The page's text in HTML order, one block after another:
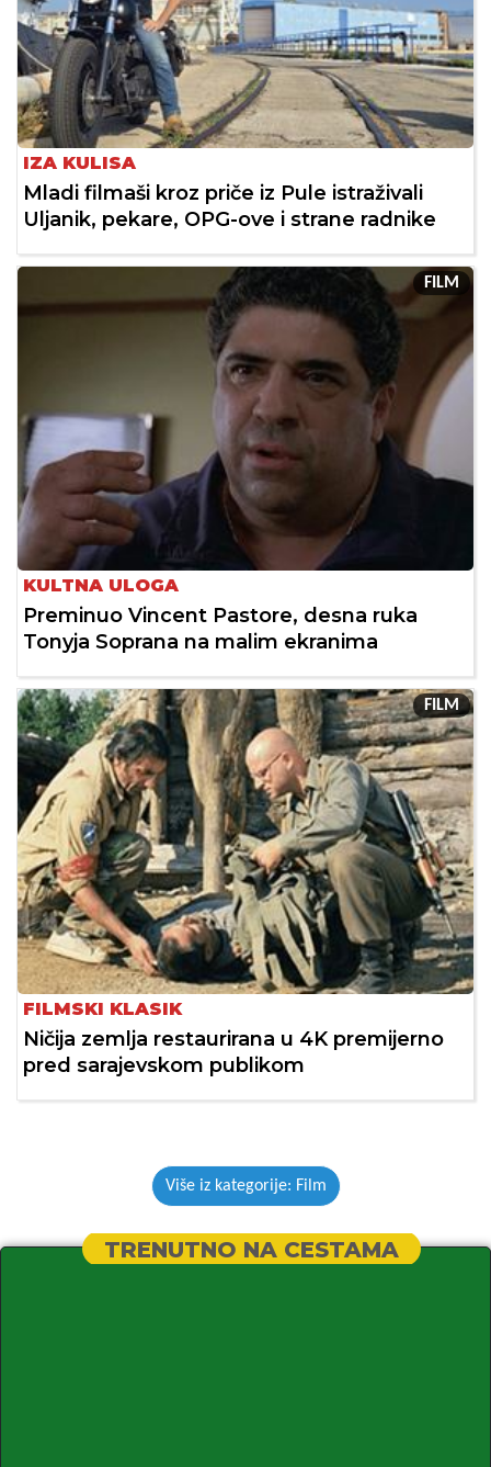
IZA KULISA
Mladi filmaši kroz priče iz Pule istraživali
Uljanik, pekare, OPG-ove i strane radnike
FILM
KULTNA ULOGA
Preminuo Vincent Pastore, desna ruka
Tonyja Soprana na malim ekranima
FILM
FILMSKI KLASIK
Ničija zemlja restaurirana u 4K premijerno
pred sarajevskom publikom
Više iz kategorije: Film
TRENUTNO NA CESTAMA